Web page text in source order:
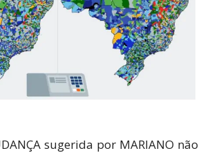
sugerida por MARIANO não